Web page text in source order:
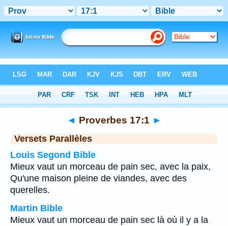
Chapitre 17 > Verset 1
◄ Proverbes 17:1 ►
Versets Parallèles
Louis Segond Bible
Mieux vaut un morceau de pain sec, avec la paix,
Qu'une maison pleine de viandes, avec des
querelles.
Martin Bible
Mieux vaut un morceau de pain sec là où il y a la